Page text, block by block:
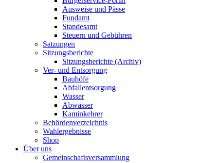
Ausweise und Pässe
Fundamt
Standesamt
Steuern und Gebühren
Satzungen
Sitzungsberichte
Sitzungsberichte (Archiv)
Ver- und Entsorgung
Bauhöfe
Abfallentsorgung
Wasser
Abwasser
Kaminkehrer
Behördenverzeichnis
Wahlergebnisse
Shop
Über uns
Gemeinschaftsversammlung